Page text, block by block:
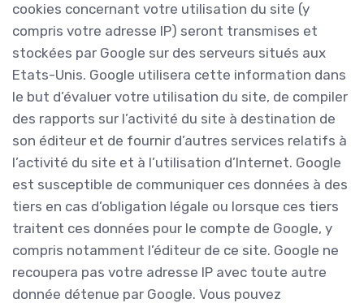
cookies concernant votre utilisation du site (y
compris votre adresse IP) seront transmises et
stockées par Google sur des serveurs situés aux
Etats-Unis. Google utilisera cette information dans
le but d’évaluer votre utilisation du site, de compiler
des rapports sur l’activité du site à destination de
son éditeur et de fournir d’autres services relatifs à
l’activité du site et à l’utilisation d’Internet. Google
est susceptible de communiquer ces données à des
tiers en cas d’obligation légale ou lorsque ces tiers
traitent ces données pour le compte de Google, y
compris notamment l’éditeur de ce site. Google ne
recoupera pas votre adresse IP avec toute autre
donnée détenue par Google. Vous pouvez